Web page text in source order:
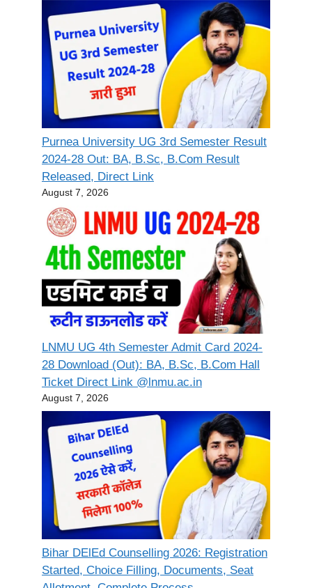
Purnea University UG 3rd Semester Result
2024-28 Out: BA, B.Sc, B.Com Result
Released, Direct Link
August 7, 2026
LNMU UG 4th Semester Admit Card 2024-
28 Download (Out): BA, B.Sc, B.Com Hall
Ticket Direct Link @lnmu.ac.in
August 7, 2026
Bihar DElEd Counselling 2026: Registration
Started, Choice Filling, Documents, Seat